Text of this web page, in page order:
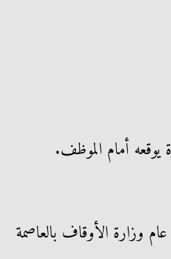
عام وزارة الأوقاف بالعاصمة